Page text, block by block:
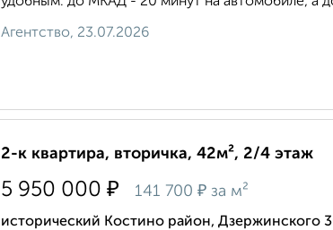
Агентство, 23.07.2026
2-к квартира, вторичка, 42м², 2/4 этаж
5 950 000 ₽ 141 700 ₽ за м²
исторический Костино район, Дзержинского